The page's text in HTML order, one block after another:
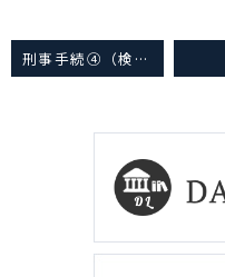
刑事手続④（検察審査会）